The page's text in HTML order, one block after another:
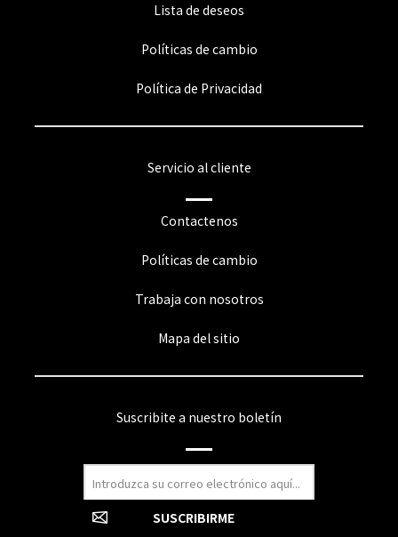
Lista de deseos
Políticas de cambio
Política de Privacidad
Servicio al cliente
Contactenos
Políticas de cambio
Trabaja con nosotros
Mapa del sitio
Suscribite a nuestro boletín